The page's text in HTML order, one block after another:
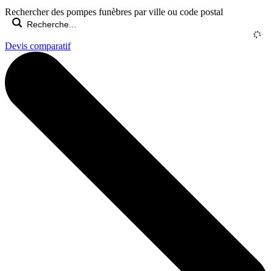
Rechercher des pompes funèbres par ville ou code postal
Devis comparatif